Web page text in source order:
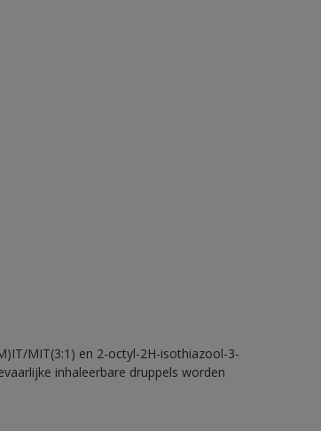
MIT(3:1) en 2-octyl-2H-isothiazool-3-
inhaleerbare druppels worden